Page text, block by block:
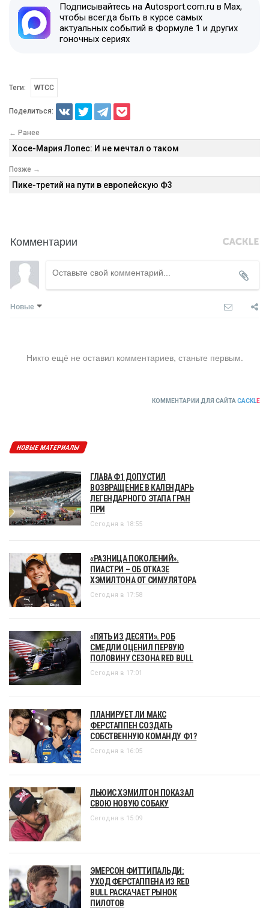
Подписывайтесь на Autosport.com.ru в Max,
чтобы всегда быть в курсе самых
актуальных событий в Формуле 1 и других
гоночных сериях
Теги: WTCC
Поделиться:
← Ранее
Хосе-Мария Лопес: И не мечтал о таком
Позже →
Пике-третий на пути в европейскую Ф3
Комментарии
Новые
Никто ещё не оставил комментариев, станьте первым.
КОММЕНТАРИИ ДЛЯ САЙТА CACKLE
НОВЫЕ МАТЕРИАЛЫ
ГЛАВА Ф1 ДОПУСТИЛ
ВОЗВРАЩЕНИЕ В КАЛЕНДАРЬ
ЛЕГЕНДАРНОГО ЭТАПА ГРАН
ПРИ
Сегодня в 18:55
«РАЗНИЦА ПОКОЛЕНИЙ».
ПИАСТРИ – ОБ ОТКАЗЕ
ХЭМИЛТОНА ОТ СИМУЛЯТОРА
Сегодня в 17:58
«ПЯТЬ ИЗ ДЕСЯТИ». РОБ
СМЕДЛИ ОЦЕНИЛ ПЕРВУЮ
ПОЛОВИНУ СЕЗОНА RED BULL
Сегодня в 17:01
ПЛАНИРУЕТ ЛИ МАКС
ФЕРСТАППЕН СОЗДАТЬ
СОБСТВЕННУЮ КОМАНДУ Ф1?
Сегодня в 16:05
ЛЬЮИС ХЭМИЛТОН ПОКАЗАЛ
СВОЮ НОВУЮ СОБАКУ
Сегодня в 15:09
ЭМЕРСОН ФИТТИПАЛЬДИ:
УХОД ФЕРСТАППЕНА ИЗ RED
BULL РАСКАЧАЕТ РЫНОК
ПИЛОТОВ